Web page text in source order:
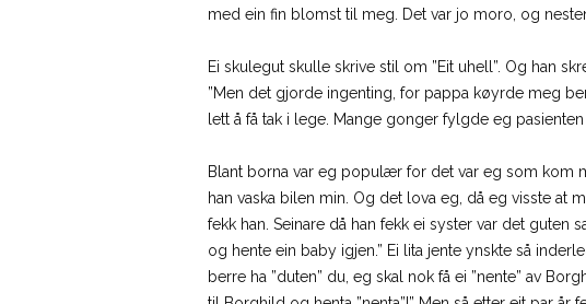
med ein fin blomst til meg. Det var jo moro, og
Ei skulegut skulle skrive stil om ”Eit uhell”. Og han
”Men det gjorde ingenting, for pappa køyrde meg
lett å få tak i lege. Mange gonger fylgde eg
Blant borna var eg populær for det var eg som kom
han vaska bilen min. Og det lova eg, då eg visste at
fekk han. Seinare då han fekk ei syster var det
og hente ein baby igjen.” Ei lita jente ynskte så
berre ha ”duten” du, eg skal nok få ei ”nente” av